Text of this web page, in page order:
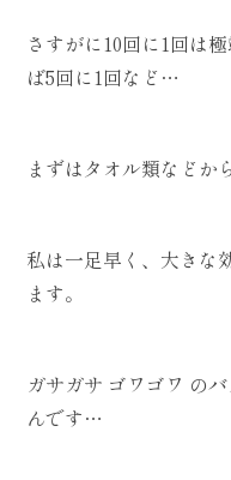
さすがに10回に1回は
ば5回に1回など…
まずはタオル類などか
私は一足早く、大きな
ます。
ガサガサ ゴワゴワ の
んです…